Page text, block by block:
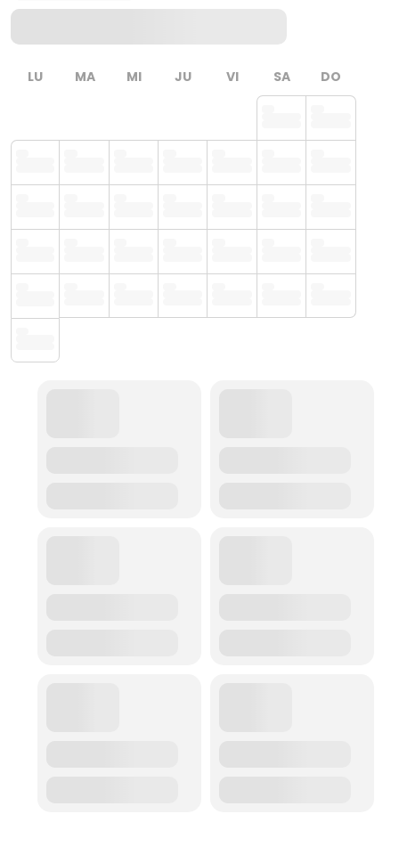
LU MA MI JU VI SA DO